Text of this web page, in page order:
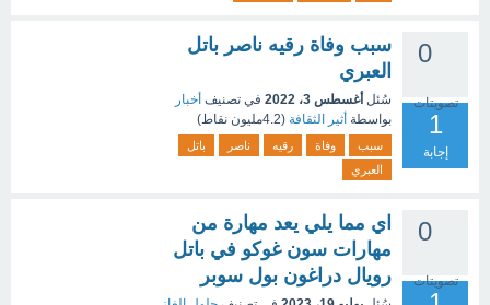
0
تصويتات
1
إجابة
سبب وفاة رقيه ناصر باتل
العبري
سُئل أغسطس 3، 2022 في تصنيف أخبار
بواسطة أثير الثقافة (4.2مليون نقاط)
سبب وفاة رقيه ناصر
باتل
العبري
0
تصويتات
اي مما يلي يعد مهارة من
مهارات سون غوكو في باتل
رويال دراغون بول سوبر